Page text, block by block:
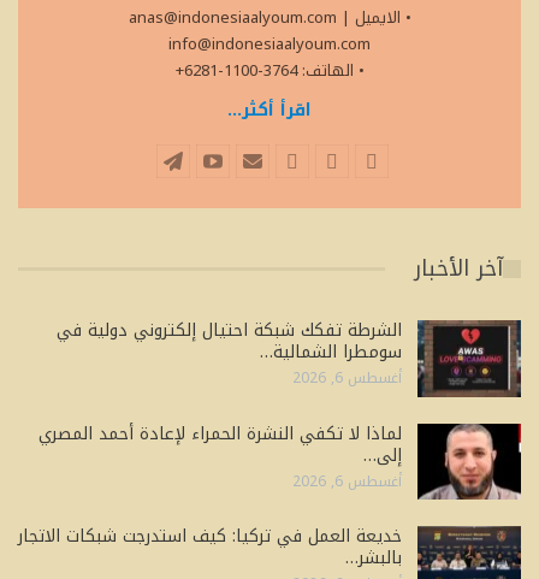
• الايميل
anas@indonesiaalyoum.com |
info@indonesiaalyoum.com
• الهاتف: 3764-1100-6281+
اقرأ أكثر...
آخر الأخبار
الشرطة تفكك شبكة احتيال إلكتروني دولية في
سومطرا الشمالية…
أغسطس 6, 2026
لماذا لا تكفي النشرة الحمراء لإعادة أحمد المصري
إلى…
أغسطس 6, 2026
خديعة العمل في تركيا: كيف استدرجت شبكات الاتجار
بالبشر…